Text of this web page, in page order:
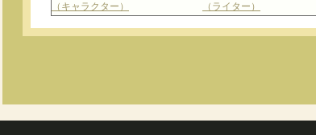
（キャラクター） （ライター）